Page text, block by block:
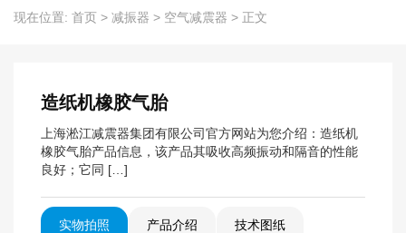
现在位置: 首页 > 减振器 > 空气减震器 > 正文
造纸机橡胶气胎
上海淞江减震器集团有限公司官方网站为您介绍：造纸机
橡胶气胎产品信息，该产品其吸收高频振动和隔音的性能
良好；它同 […]
实物拍照 产品介绍 技术图纸